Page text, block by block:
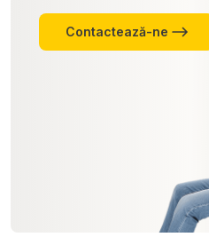
Contactează-ne